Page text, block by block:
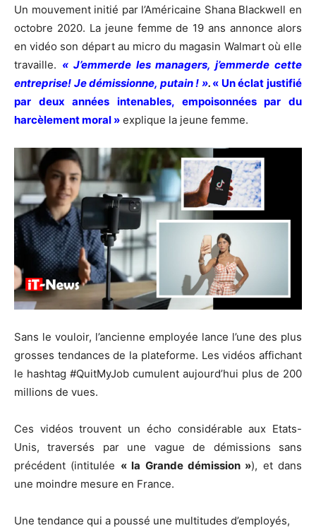
Un mouvement initié par l’Américaine Shana Blackwell en
octobre 2020. La jeune femme de 19 ans annonce alors
en vidéo son départ au micro du magasin Walmart où elle
travaille. « J’emmerde les managers, j’emmerde cette
entreprise! Je démissionne, putain ! ». « Un éclat justifié
par deux années intenables, empoisonnées par du
harcèlement moral » explique la jeune femme.
Sans le vouloir, l’ancienne employée lance l’une des plus
grosses tendances de la plateforme. Les vidéos affichant
le hashtag #QuitMyJob cumulent aujourd’hui plus de 200
millions de vues.
Ces vidéos trouvent un écho considérable aux Etats-
Unis, traversés par une vague de démissions sans
précédent (intitulée « la Grande démission »), et dans
une moindre mesure en France.
Une tendance qui a poussé une multitudes d’employés,